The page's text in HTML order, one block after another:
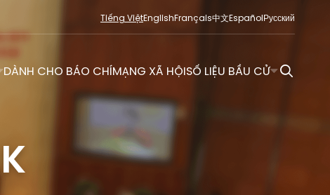
Tiếng ViệtEnglishFrançais中文EspañolРусский
DÀNH CHO BÁO CHÍMẠNG XÃ HỘISỐ LIỆU BẦU CỬ